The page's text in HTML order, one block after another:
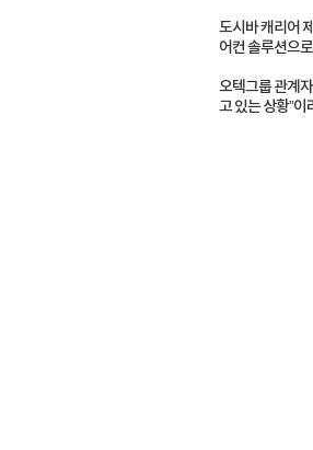
도시바 캐리어
어컨 솔루션으
오텍그룹 관계
고 있는 상황”